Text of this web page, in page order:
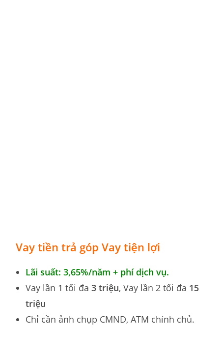
Vay tiền trả gópVay tiện lợi
Lãi suất: 3,65%/năm + phí dịch vụ.
Vay lần 1 tối đa3 triệu, Vay lần 2 tối đa 15
triệu
Chỉ cần ảnh chụp CMND, ATM chính chủ.